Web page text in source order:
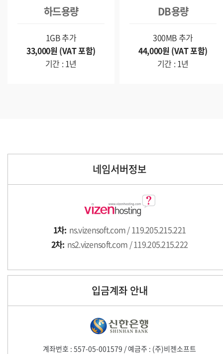
하드용량
1GB 추가
33,000원 (VAT 포함)
기간 : 1년
DB용량
300MB 추가
44,000원 (VAT 포함)
기간 : 1년
네임서버정보
1차: ns.vizensoft.com / 119.205.215.221
2차: ns2.vizensoft.com / 119.205.215.222
입금계좌 안내
계좌번호 : 557-05-001579 / 예금주 : (주)비젠소프트